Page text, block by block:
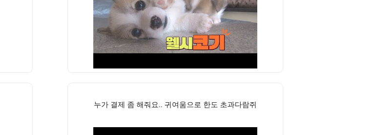
누가 결제 좀 해줘요.. 귀여움으로 한도 초과다람쥐